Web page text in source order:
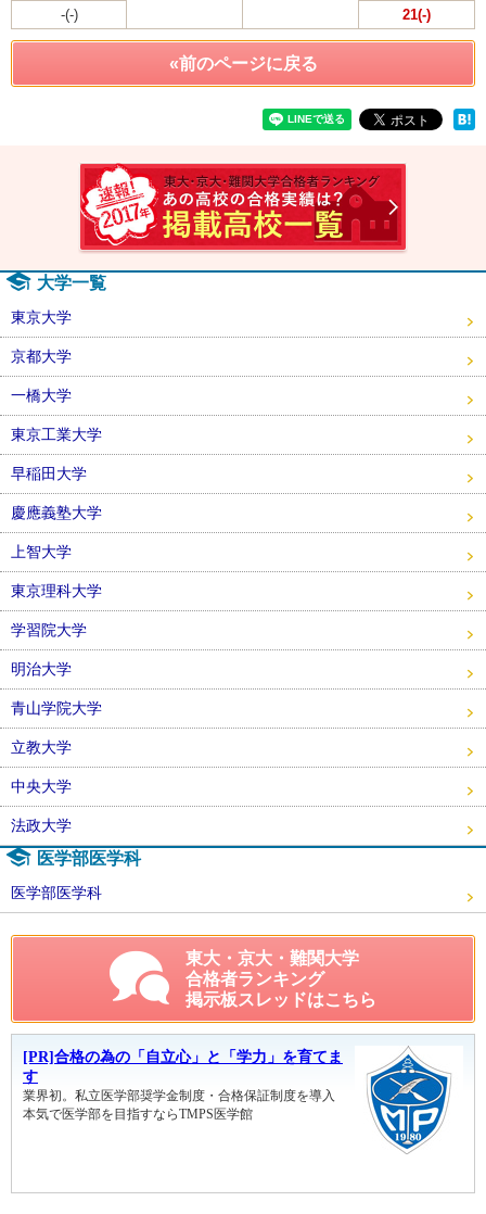
-(-)
21(-)
«前のページに戻る
大学一覧
東京大学
京都大学
一橋大学
東京工業大学
早稲田大学
慶應義塾大学
上智大学
東京理科大学
学習院大学
明治大学
青山学院大学
立教大学
中央大学
法政大学
医学部医学科
医学部医学科
東大・京大・難関大学
合格者ランキング
掲示板スレッドはこちら